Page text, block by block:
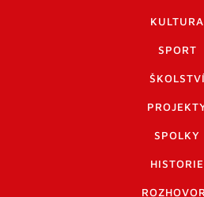
KULTURA
SPORT
ŠKOLSTVÍ
SPOLKY
HISTORIE